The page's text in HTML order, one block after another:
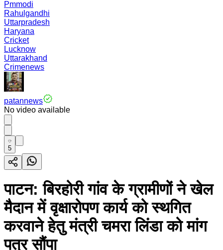
Pmmodi
Rahulgandhi
Uttarpradesh
Haryana
Cricket
Lucknow
Uttarakhand
Crimenews
patannews
No video available
5
पाटन: बिरहोरी गांव के ग्रामीणों ने खेल
मैदान में वृक्षारोपण कार्य को स्थगित
करवाने हेतु मंत्री चमरा लिंडा को मांग
पत्र सौंपा